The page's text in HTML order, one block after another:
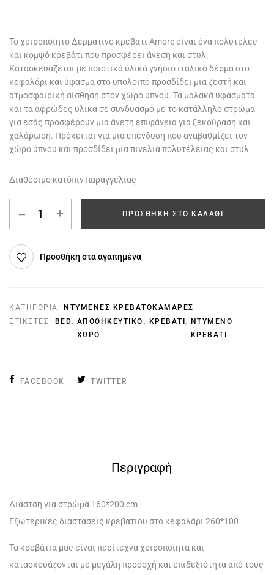
Το χειροποίητο Δερμάτινο κρεβάτι Amore είναι ένα πολυτελές
και κομψό κρεβάτι που προσφέρει άνεση και στυλ.
Κατασκευάζεται με ποιοτικά υλικά γνήσιο ιταλικό δέρμα στο
κεφαλάρι και ύφασμα στο υπόλοιπο προσδίδει μια ζεστή και
ατμοσφαιρική αίσθηση στον χώρο ύπνου. Τα μαλακά υφάσματα
και τα αφρώδες υλικά σε συνδυασμό με το κατάλληλο στρώμα
για εσάς προσφέρουν μια άνετη επιφάνεια για ξεκούραση και
χαλάρωση. Πρόκειται για μια επένδυση που αναβαθμίζει τον
χώρο ύπνου και προσδίδει μια πινελιά πολυτέλειας και στυλ.
Διαθέσιμο κατόπιν παραγγελίας
ΠΡΟΣΘΉΚΗ ΣΤΟ ΚΑΛΆΘΙ
Προσθήκη στα αγαπημένα
ΚΑΤΗΓΟΡΊΑ:
ΝΤΥΜΈΝΕΣ ΚΡΕΒΑΤΟΚΆΜΑΡΕΣ
ΕΤΙΚΈΤΕΣ:
BED, ΑΠΟΘΗΚΕΥΤΙΚΟ
ΧΩΡΟ
, ΚΡΕΒΑΤΙ,
ΝΤΥΜΕΝΟ
ΚΡΕΒΑΤΙ
FACEBOOK TWITTER
Περιγραφή
Διάστση για στρώμα 160*200 cm
Εξωτερικές διαστασεις κρεβατιου στο κεφαλάρι 260*100
Τα κρεβάτια μας είναι περίτεχνα χειροποίητα και
κατασκευάζονται με μεγάλη προσοχή και επιδεξιότητα από τους